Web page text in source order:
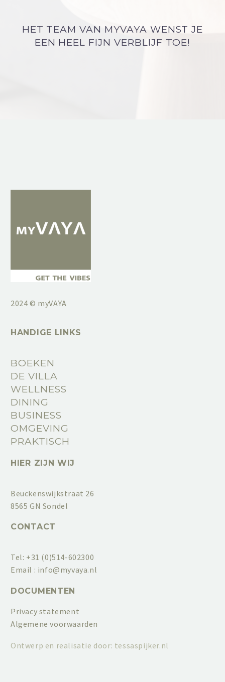
HET TEAM VAN MYVAYA WENST JE
EEN HEEL FIJN VERBLIJF TOE!
2024 © myVAYA
HANDIGE LINKS
BOEKEN
DE VILLA
WELLNESS
DINING
BUSINESS
OMGEVING
PRAKTISCH
HIER ZIJN WIJ
Beuckenswijkstraat 26
8565 GN Sondel
CONTACT
Tel: +31 (0)514-602300
Email : info@myvaya.nl
DOCUMENTEN
Privacy statement
Algemene voorwaarden
Ontwerp en realisatie door: tessaspijker.nl